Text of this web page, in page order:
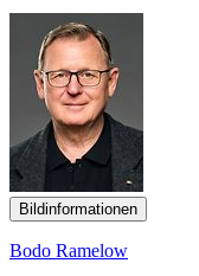
Bildinformationen
Bodo Ramelow